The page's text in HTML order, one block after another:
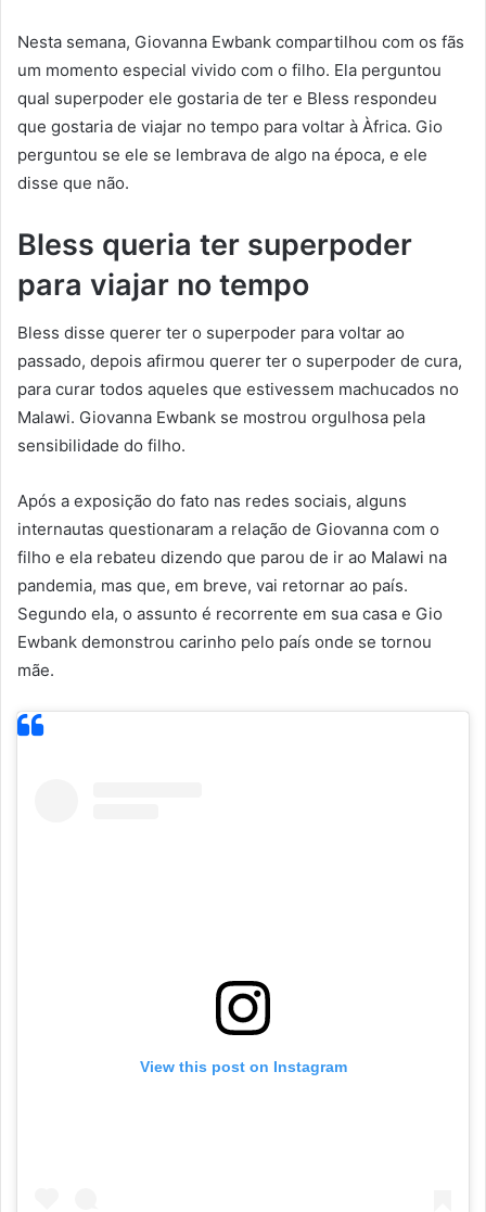
Nesta semana, Giovanna Ewbank compartilhou com os fãs
um momento especial vivido com o filho. Ela perguntou
qual superpoder ele gostaria de ter e Bless respondeu
que gostaria de viajar no tempo para voltar à Àfrica. Gio
perguntou se ele se lembrava de algo na época, e ele
disse que não.
Bless queria ter superpoder
para viajar no tempo
Bless disse querer ter o superpoder para voltar ao
passado, depois afirmou querer ter o superpoder de cura,
para curar todos aqueles que estivessem machucados no
Malawi. Giovanna Ewbank se mostrou orgulhosa pela
sensibilidade do filho.
Após a exposição do fato nas redes sociais, alguns
internautas questionaram a relação de Giovanna com o
filho e ela rebateu dizendo que parou de ir ao Malawi na
pandemia, mas que, em breve, vai retornar ao país.
Segundo ela, o assunto é recorrente em sua casa e Gio
Ewbank demonstrou carinho pelo país onde se tornou
mãe.
View this post on Instagram